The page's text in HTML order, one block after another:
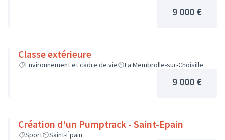
9 000 €
Classe extérieure
Environnement et cadre de vie La Membrolle-sur-Choisille
9 000 €
Création d'un Pumptrack - Saint-Epain
Sport Saint-Épain